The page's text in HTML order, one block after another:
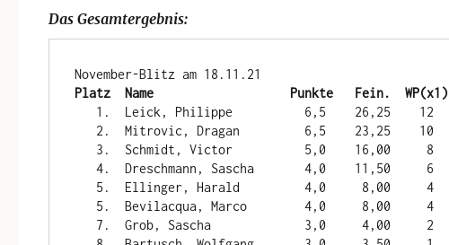
Das Gesamtergebnis:
Platz  Name                   Punkte   Fein.  WP(x1)